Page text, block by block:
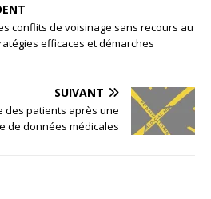
conflits de voisinage sans recours au
efficaces et démarches
SUIVANT
des patients après une
de données médicales